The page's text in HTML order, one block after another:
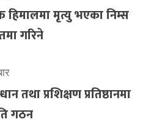
हिमालमा मृत्यु भएका निम्स
गरिने
तथा प्रशिक्षण प्रतिष्ठानमा
गठन